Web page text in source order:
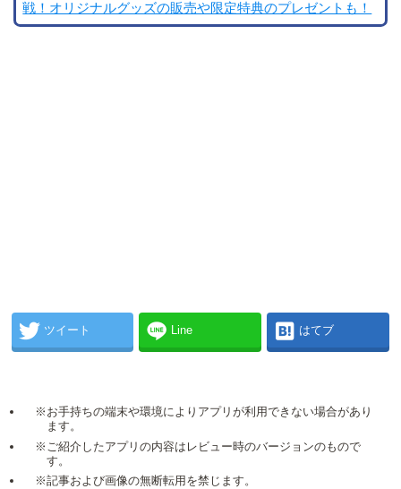
戦！オリジナルグッズの販売や限定特典のプレゼントも！
ツイート Line はてブ
※お手持ちの端末や環境によりアプリが利用できない場合があり
ます。
※ご紹介したアプリの内容はレビュー時のバージョンのもので
す。
※記事および画像の無断転用を禁じます。